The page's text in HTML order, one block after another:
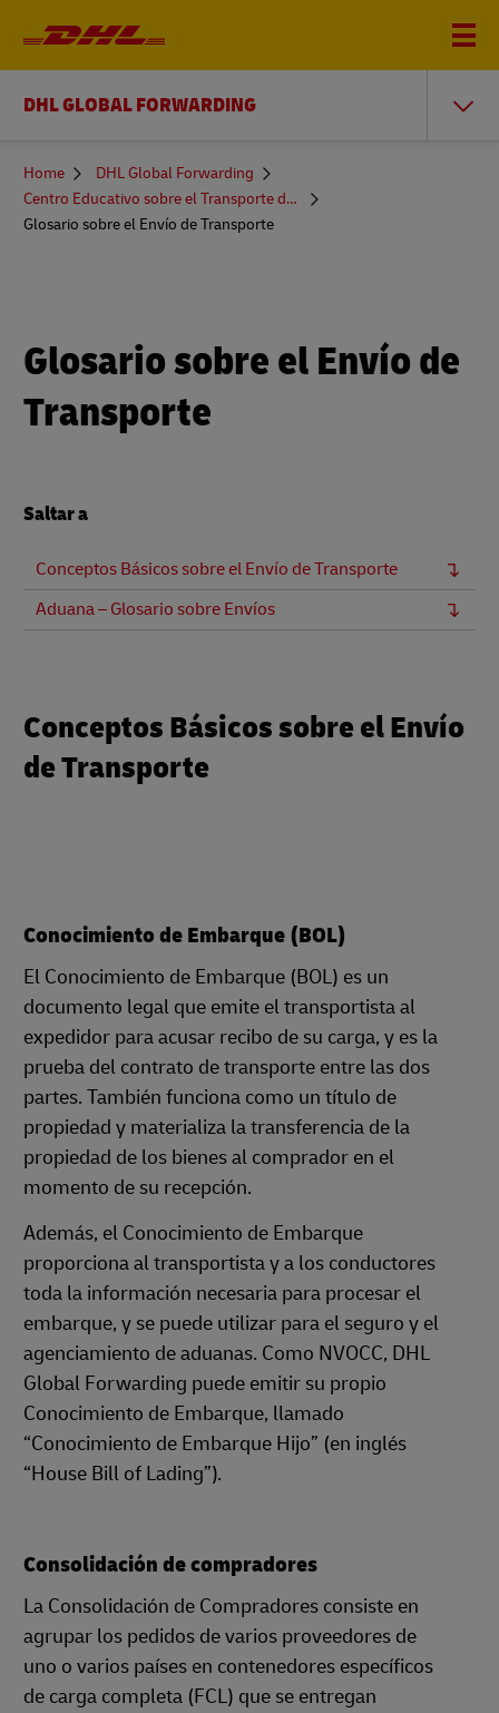
DHL GLOBAL FORWARDING
You
here
Home
DHL Global Forwarding
Centro Educativo sobre el Transporte de Mercancías
Glosario sobre el Envío de Transporte
Glosario sobre el Envío de
Transporte
Saltar a
Conceptos Básicos sobre el Envío de Transporte
Aduana – Glosario sobre Envíos
Conceptos Básicos sobre el Envío
de Transporte
Conocimiento de Embarque (BOL)
El Conocimiento de Embarque (BOL) es un
documento legal que emite el transportista al
expedidor para acusar recibo de su carga, y es la
prueba del contrato de transporte entre las dos
partes. También funciona como un título de
propiedad y materializa la transferencia de la
propiedad de los bienes al comprador en el
momento de su recepción.
Además, el Conocimiento de Embarque
proporciona al transportista y a los conductores
toda la información necesaria para procesar el
embarque, y se puede utilizar para el seguro y el
agenciamiento de aduanas. Como NVOCC, DHL
Global Forwarding puede emitir su propio
Conocimiento de Embarque, llamado
“Conocimiento de Embarque Hijo” (en inglés
“House Bill of Lading”).
Consolidación de compradores
La Consolidación de Compradores consiste en
agrupar los pedidos de varios proveedores de
uno o varios países en contenedores específicos
de carga completa (FCL) que se entregan